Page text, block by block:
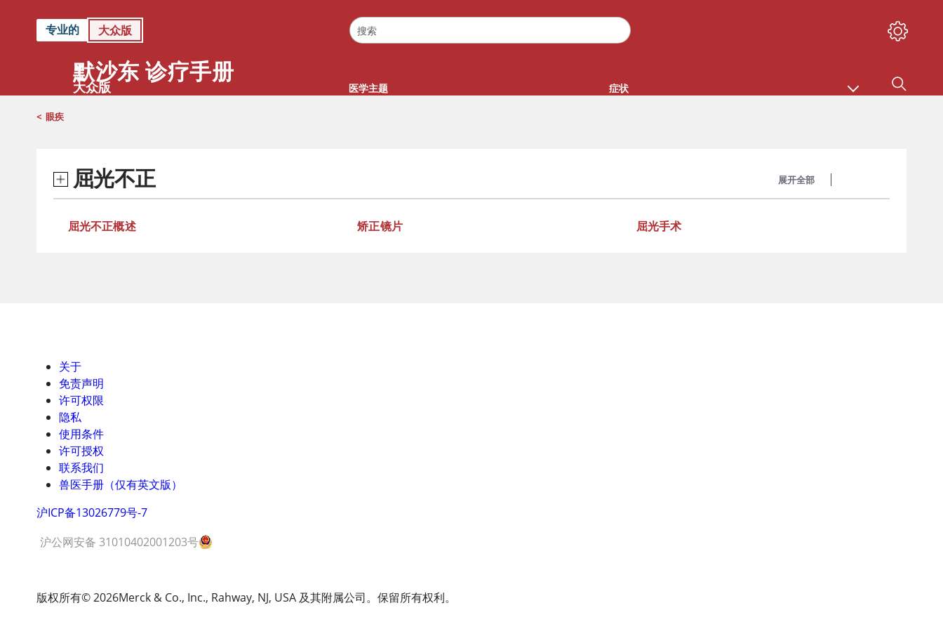
专业的 大众版
默沙东 诊疗手册
大众版 医学主题 症状
< 眼疾
屈光不正 展开全部
屈光不正概述 矫正镜片 屈光手术
关于
免责声明
许可权限
隐私
使用条件
许可授权
联系我们
兽医手册（仅有英文版）
沪ICP备13026779号-7
沪公网安备 31010402001203号
版权所有© 2026Merck & Co., Inc., Rahway, NJ, USA 及其附属公司。保留所有权利。